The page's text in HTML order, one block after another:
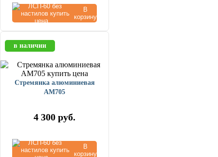
В
корзину
в наличии
Стремянка алюминиевая
AM705
4 300 руб.
В
корзину